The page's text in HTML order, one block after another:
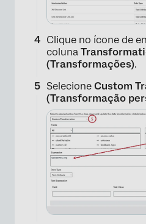
Clique no ícone de
coluna
(Transformações).
Selecione Custom
(Transformação